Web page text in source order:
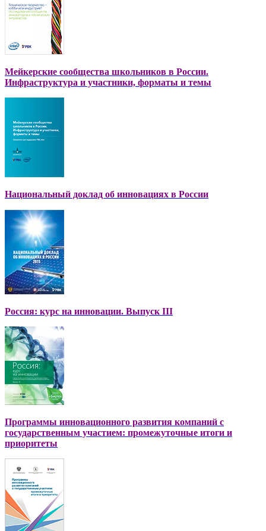
Мейкерские сообщества школьников в России.
Инфраструктура и участники, форматы и темы
Национальный доклад об инновациях в России
Россия: курс на инновации. Выпуск III
Программы инновационного развития компаний с
государственным участием: промежуточные итоги и
приоритеты